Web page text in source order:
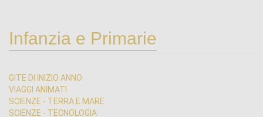
Infanzia e Primarie
GITE DI INIZIO ANNO
VIAGGI ANIMATI
SCIENZE - TERRA E MARE
SCIENZE - TECNOLOGIA